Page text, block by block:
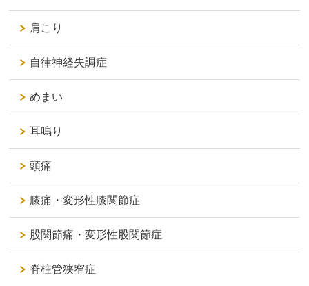
肩こり
自律神経失調症
めまい
耳鳴り
頭痛
膝痛・変形性膝関節症
股関節痛・変形性股関節症
脊柱管狭窄症